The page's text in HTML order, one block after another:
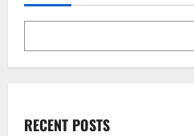
RECENT POSTS